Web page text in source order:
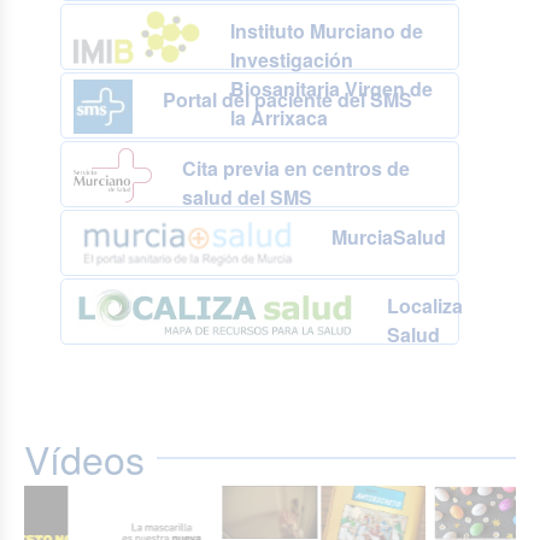
Instituto Murciano de
Investigación
Biosanitaria Virgen de
la Arrixaca
Portal del paciente del SMS
Cita previa en centros de
salud del SMS
MurciaSalud
Localiza
Salud
Vídeos